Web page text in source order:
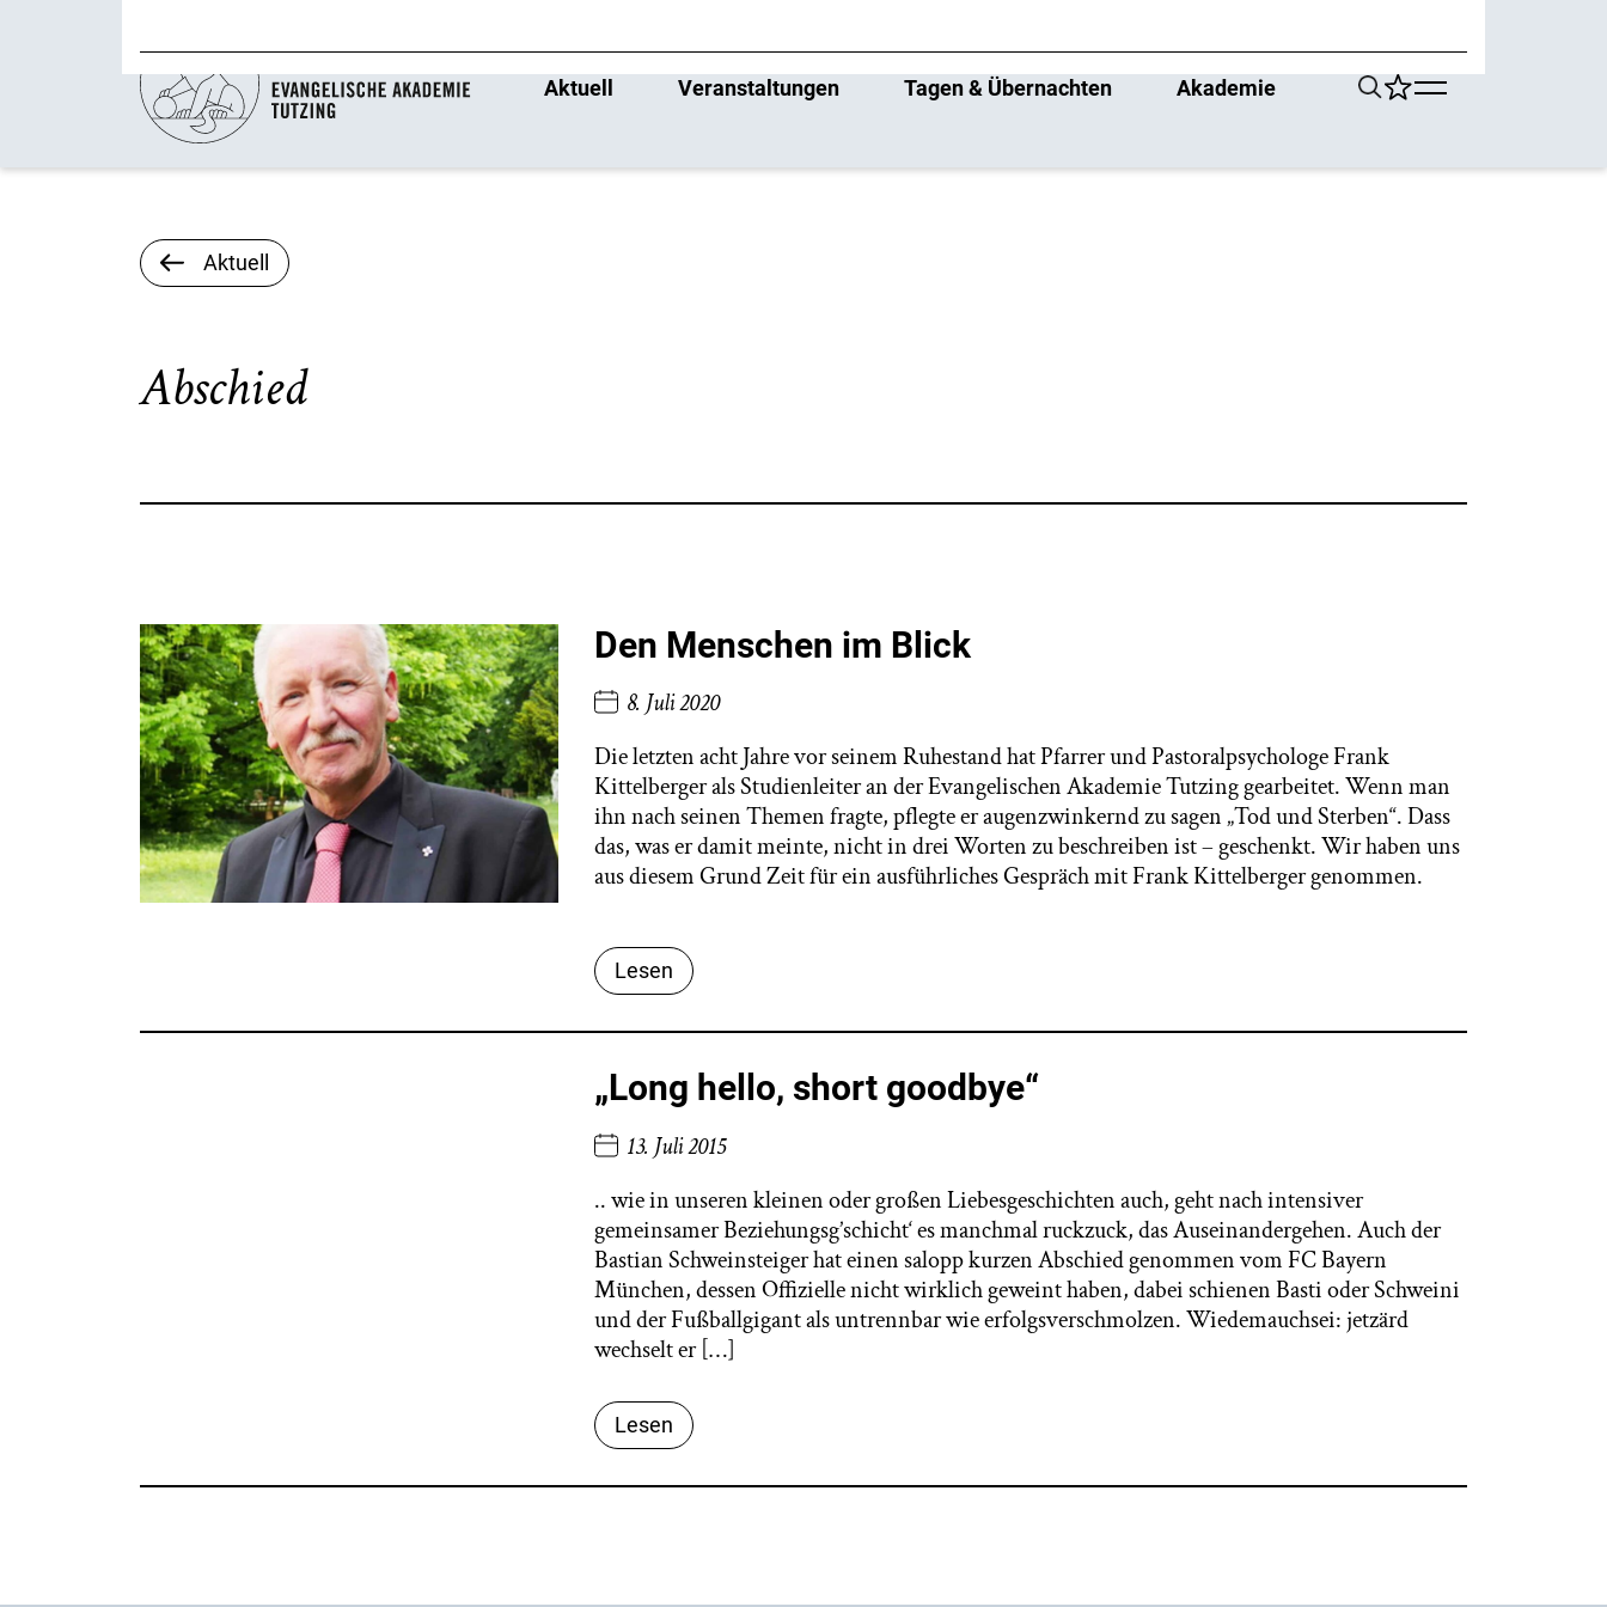
Aktuell Veranstaltungen Tagen & Übernachten Akademie
Aktuell
Abschied
Den Menschen im Blick
8. Juli 2020
Die letzten acht Jahre vor seinem Ruhestand hat Pfarrer und Pastoralpsychologe Frank
Kittelberger als Studienleiter an der Evangelischen Akademie Tutzing gearbeitet. Wenn man
ihn nach seinen Themen fragte, pflegte er augenzwinkernd zu sagen „Tod und Sterben“. Dass
das, was er damit meinte, nicht in drei Worten zu beschreiben ist – geschenkt. Wir haben uns
aus diesem Grund Zeit für ein ausführliches Gespräch mit Frank Kittelberger genommen.
Lesen
„Long hello, short goodbye“
13. Juli 2015
.. wie in unseren kleinen oder großen Liebesgeschichten auch, geht nach intensiver
gemeinsamer Beziehungsg’schicht‘ es manchmal ruckzuck, das Auseinandergehen. Auch der
Bastian Schweinsteiger hat einen salopp kurzen Abschied genommen vom FC Bayern
München, dessen Offizielle nicht wirklich geweint haben, dabei schienen Basti oder Schweini
und der Fußballgigant als untrennbar wie erfolgsverschmolzen. Wiedemauchsei: jetzärd
wechselt er […]
Lesen